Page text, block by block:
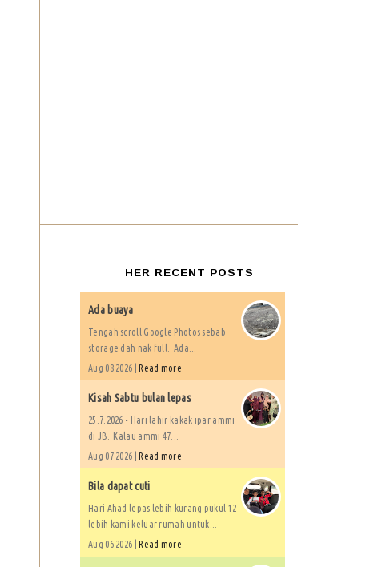
HER RECENT POSTS
Ada buaya
Tengah scroll Google Photos sebab
storage dah nak full. Ada...
Aug 08 2026 | Read more
Kisah Sabtu bulan lepas
25.7.2026 - Hari lahir kakak ipar ammi
di JB. Kalau ammi 47...
Aug 07 2026 | Read more
Bila dapat cuti
Hari Ahad lepas lebih kurang pukul 12
lebih kami keluar rumah untuk...
Aug 06 2026 | Read more